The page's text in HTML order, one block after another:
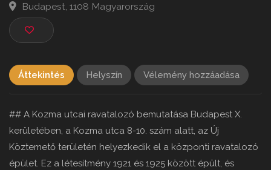
Budapest, 1108 Magyarország
Áttekintés Helyszín Vélemény hozzáadása
## A Kozma utcai ravatalozó bemutatása Budapest X.
kerületében, a Kozma utca 8-10. szám alatt, az Új
Köztemető területén helyezkedik el a központi ravatalozó
épület. Ez a létesítmény 1921 és 1925 között épült, és